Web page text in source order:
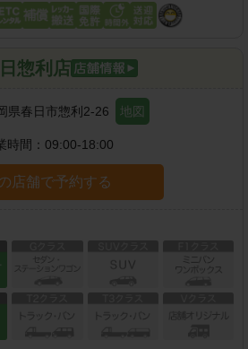
惣利店
県春日市惣利2-26 地図
時間： 09:00-18:00
店舗で予約する